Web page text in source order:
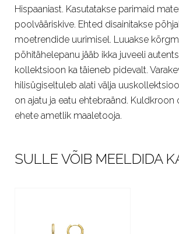
Hispaaniast. Kasutatakse parimaid
poolvääriskive. Ehted disainitakse
moetrendide uurimisel. Luuakse
põhitähelepanu jääb ikka juveeli
kollektsioon ka täieneb pidevalt.
hilisügiseltuleb alati välja
on ajatu ja eatu ehtebraänd. Kuldkroon
ehete ametlik maaletooja.
SULLE VÕIB MEELDIDA